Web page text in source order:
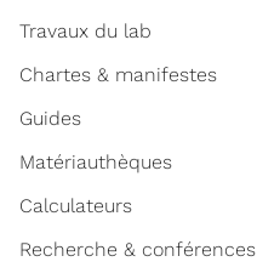
Travaux du lab
Chartes & manifestes
Guides
Matériauthèques
Calculateurs
Recherche & conférences